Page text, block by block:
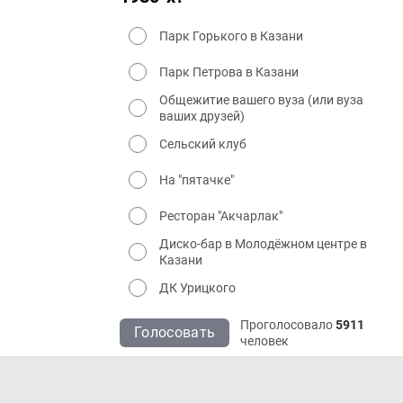
Парк Горького в Казани
Парк Петрова в Казани
Общежитие вашего вуза (или вуза
ваших друзей)
Сельский клуб
На "пятачке"
Ресторан "Акчарлак"
Диско-бар в Молодёжном центре в
Казани
ДК Урицкого
Голосовать Проголосовало5911
человек